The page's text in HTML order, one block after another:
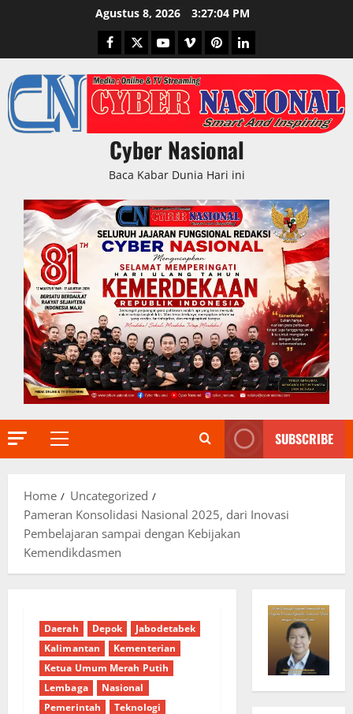
Agustus 8, 2026 3:27:05 PM
Facebook
TwitterYoutubeVimeoPinterestLinkedIn
Cyber Nasional
Baca Kabar Dunia Hari ini
Primary
SUBSCRIBE
Home
Uncategorized
Pameran Konsolidasi Nasional 2025, dari Inovasi
Pembelajaran sampai dengan Kebijakan
Kemendikdasmen
Daerah Depok
Jabodetabek
Kalimantan
Kementerian
Ketua Umum Merah Putih
Lembaga
Nasional
Pemerintah
Teknologi